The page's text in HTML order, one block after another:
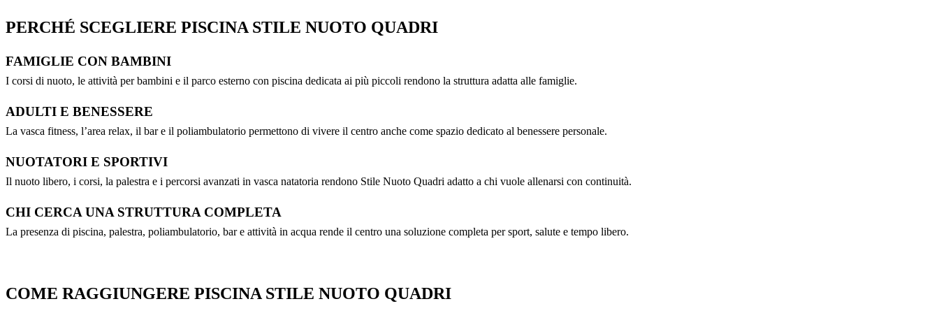
PERCHÉ SCEGLIERE PISCINA STILE NUOTO QUADRI
FAMIGLIE CON BAMBINI
I corsi di nuoto, le attività per bambini e il parco esterno con piscina dedicata ai più piccoli rendono la struttura adatta alle famiglie.
ADULTI E BENESSERE
La vasca fitness, l’area relax, il bar e il poliambulatorio permettono di vivere il centro anche come spazio dedicato al benessere personale.
NUOTATORI E SPORTIVI
Il nuoto libero, i corsi, la palestra e i percorsi avanzati in vasca natatoria rendono Stile Nuoto Quadri adatto a chi vuole allenarsi con continuità.
CHI CERCA UNA STRUTTURA COMPLETA
La presenza di piscina, palestra, poliambulatorio, bar e attività in acqua rende il centro una soluzione completa per sport, salute e tempo libero.
COME RAGGIUNGERE PISCINA STILE NUOTO QUADRI